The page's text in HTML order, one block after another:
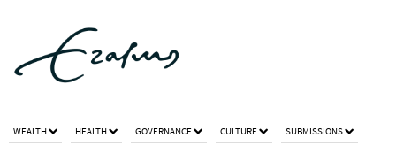
WEALTH HEALTH GOVERNANCE CULTURE SUBMISSIONS